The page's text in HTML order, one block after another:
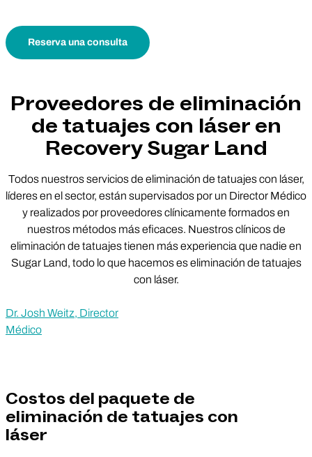
Reserva una consulta
Proveedores de eliminación
de tatuajes con láser en
Recovery Sugar Land
Todos nuestros servicios de eliminación de tatuajes con láser,
líderes en el sector, están supervisados por un Director Médico
y realizados por proveedores clínicamente formados en
nuestros métodos más eficaces. Nuestros clínicos de
eliminación de tatuajes tienen más experiencia que nadie en
Sugar Land, todo lo que hacemos es eliminación de tatuajes
con láser.
Dr. Josh Weitz, Director
Médico
Costos del paquete de
eliminación de tatuajes con
láser